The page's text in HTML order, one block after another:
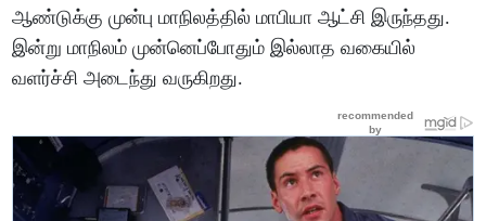
ஆண்டுக்கு முன்பு மாநிலத்தில் மாபியா ஆட்சி இருந்தது.
இன்று மாநிலம் முன்னெப்போதும் இல்லாத வகையில்
வளர்ச்சி அடைந்து வருகிறது.